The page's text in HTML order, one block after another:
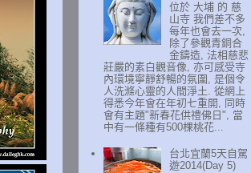
位於 大埔 的 慈
山寺 我們差不多
每年也會去一次,
除了參觀青銅合
金鑄造, 法相慈悲
莊嚴的素白觀音像, 亦可感受寺
內環境寧靜舒暢的氛圍, 是個令
人洗滌心靈的人間淨土. 從網上
得悉今年會在年初七重開, 同時
會有主題"新春花供禮佛日", 當
中有一條種有500棵桃花...
台北宜蘭5天自駕
遊2014(Day 5)